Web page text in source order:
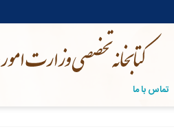
تماس با ما